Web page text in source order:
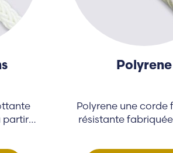
partir
Polyrene
Polyrene une corde
résistante